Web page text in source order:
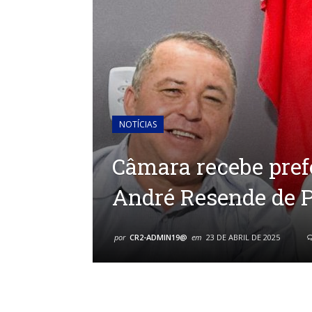
NOTÍCIAS
Câmara recebe
André Resende de
por CR2-ADMIN19@ em 23 DE ABRIL DE 2025